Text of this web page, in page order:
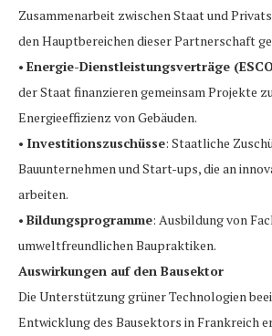
Zusammenarbeit zwischen Staat und
den Hauptbereichen dieser Partnerschaft
• Energie-Dienstleistungsverträge
der Staat finanzieren gemeinsam Projekte
Energieeffizienz von Gebäuden.
• Investitionszuschüsse: Staatliche
Bauunternehmen und Start-ups, die an
arbeiten.
• Bildungsprogramme: Ausbildung von
umweltfreundlichen Baupraktiken.
Auswirkungen auf den Bausektor
Die Unterstützung grüner Technologien
Entwicklung des Bausektors in Frankreich